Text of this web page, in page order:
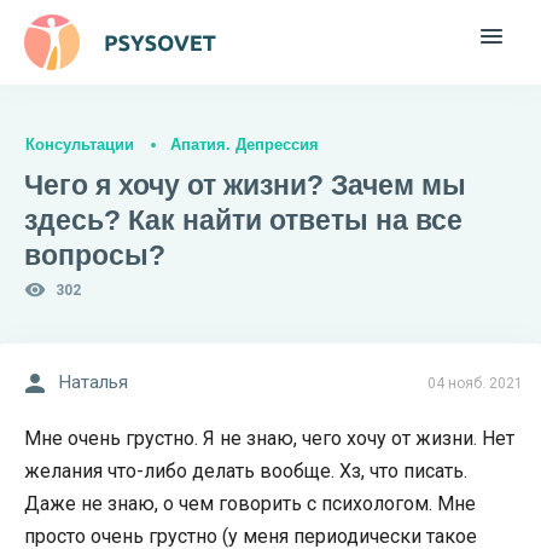
Консультации Апатия. Депрессия
Чего я хочу от жизни? Зачем мы
здесь? Как найти ответы на все
вопросы?
302
04 нояб. 2021
Наталья
Мне очень грустно. Я не знаю, чего хочу от жизни. Нет
желания что-либо делать вообще. Хз, что писать.
Даже не знаю, о чем говорить с психологом. Мне
просто очень грустно (у меня периодически такое